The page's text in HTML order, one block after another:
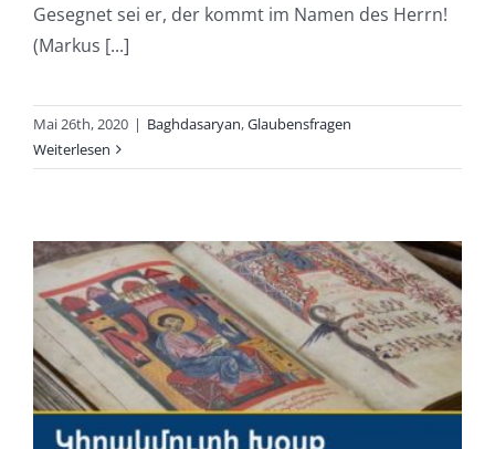
Gesegnet sei er, der kommt im Namen des Herrn!
(Markus [...]
Mai 26th, 2020 | Baghdasaryan,Glaubensfragen
Weiterlesen